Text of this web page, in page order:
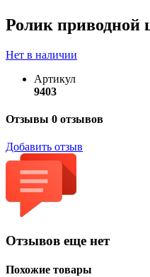
Ролик приводной
Нет в наличии
Артикул
9403
Отзывы 0 отзывов
Добавить отзыв
Отзывов еще нет
Похожие товары